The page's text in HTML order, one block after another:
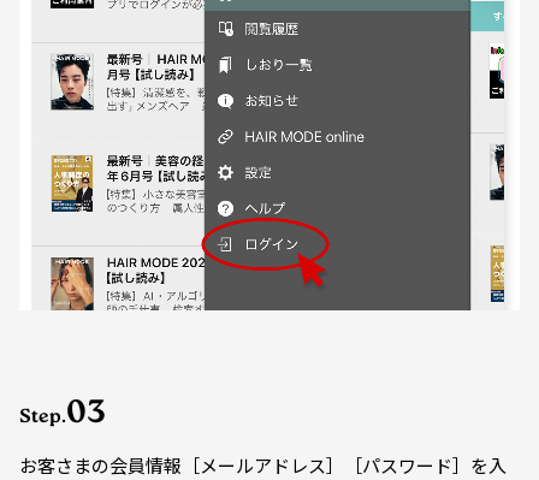
Step.03
お客さまの会員情報［メールアドレス］［パスワード］を入